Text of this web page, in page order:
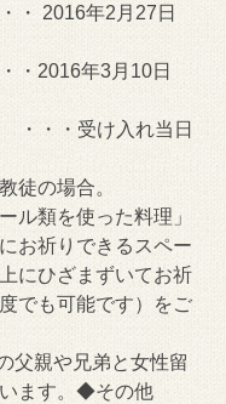
年2月27日
・2016年3月10日
・受け入れ当日
徒の場合。
ル類を使った料理」
お祈りできるスペー
にひざまずいてお祈
でも可能です）をご
父親や兄弟と女性留
ます。◆その他